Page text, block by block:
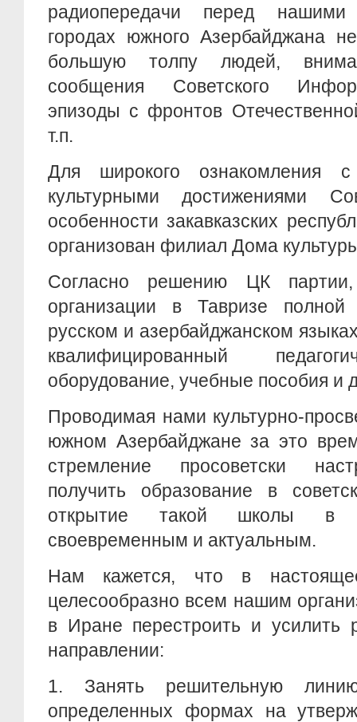
радиопередачи перед
городах южного Азербайджана
большую толпу людей,
сообщения Советского
эпизоды с фронтов
т.п.
Для широкого ознакомления
культурными достижениями
особенности закавказских
организован филиал Дома
Согласно решению ЦК
организации в Тавризе
русском и азербайджанском
квалифицированный
оборудование, учебные пособия и
Проводимая нами культурно-
южном Азербайджане за это
стремление просоветски
получить образование в
открытие такой школы в
своевременным и актуальным.
Нам кажется, что в
целесообразно всем нашим
в Иране перестроить и усилить
направлении:
1. Занять решительную
определенных формах на